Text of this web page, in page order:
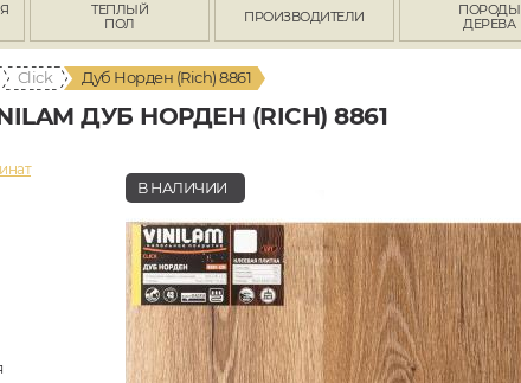
ТЕПЛЫЙ
ПОЛ
ПРОИЗВОДИТЕЛИ
ПОРОДЫ
ДЕРЕВА
Click Дуб Норден (Rich) 8861
ДУБ НОРДЕН (RICH) 8861
В НАЛИЧИИ